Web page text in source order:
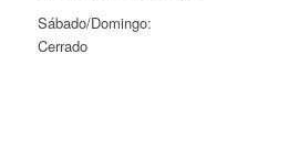
Sábado/Domingo:
Cerrado